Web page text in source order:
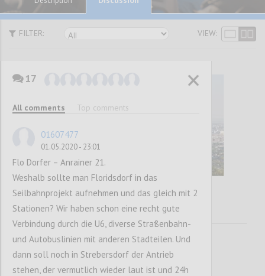
FILTER: VIEW:
17
All comments Top comments
01607477
01.05.2020 - 23:01
Flo Dorfer – Anrainer 21.
Weshalb sollte man Floridsdorf in das
Seilbahnprojekt aufnehmen und das gleich mit 2
Stationen? Wir haben schon eine recht gute
Verbindung durch die U6, diverse Straßenbahn-
und Autobuslinien mit anderen Stadteilen. Und
dann soll noch in Strebersdorf der Antrieb
stehen, der vermutlich wieder laut ist und 24h